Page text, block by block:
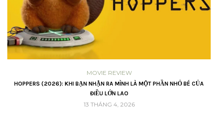
MOVIE REVIEW
HOPPERS (2026): KHI BẠN NHẬN RA MÌNH LÀ MỘT PHẦN NHỎ BÉ CỦA
ĐIỀU LỚN LAO
13 THÁNG 4, 2026